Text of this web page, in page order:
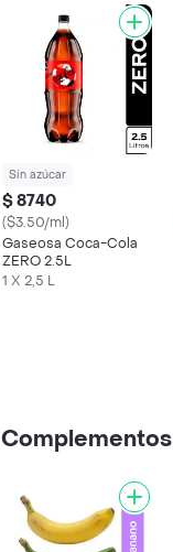
Sin azúcar
$ 8740
($3.50/ml)
Gaseosa Coca-Cola
ZERO 2.5L
1 X 2,5 L
Complementos